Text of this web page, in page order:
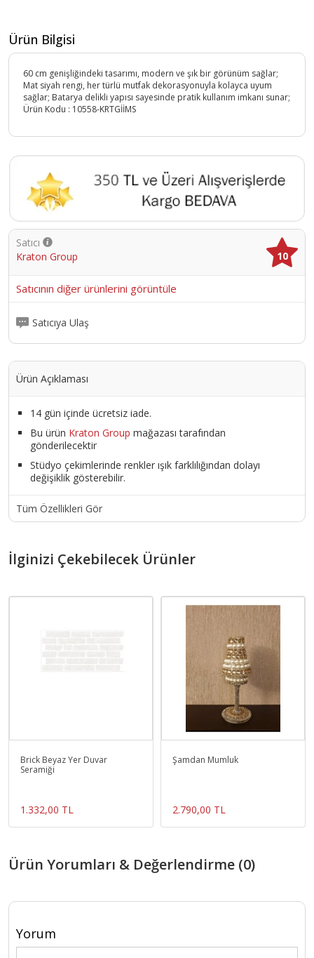
Ürün Bilgisi
60 cm genişliğindeki tasarımı, modern ve şık bir görünüm sağlar;
Mat siyah rengi, her türlü mutfak dekorasyonuyla kolayca uyum
sağlar; Batarya delikli yapısı sayesinde pratik kullanım imkanı sunar;
Ürün Kodu : 10558-KRTGİİMS
Satıcı
Kraton Group
10
Satıcının diğer ürünlerini görüntüle
Satıcıya Ulaş
Ürün Açıklaması
14 gün içinde ücretsiz iade.
Bu ürün Kraton Group mağazası tarafından
gönderilecektir
Stüdyo çekimlerinde renkler ışık farklılığından dolayı
değişiklik gösterebilir.
Tüm Özellikleri Gör
İlginizi Çekebilecek Ürünler
Brick Beyaz Yer Duvar
Seramiği
1.332,00 TL
Şamdan Mumluk
2.790,00 TL
Ürün Yorumları & Değerlendirme (0)
Yorum